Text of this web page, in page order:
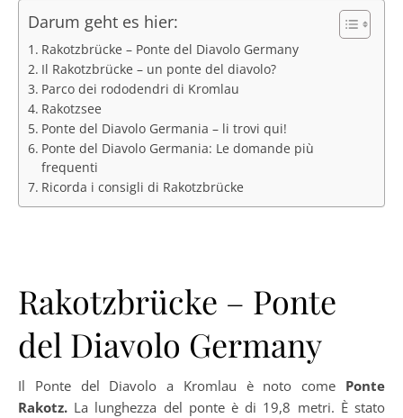
Darum geht es hier:
Rakotzbrücke – Ponte del Diavolo Germany
Il Rakotzbrücke – un ponte del diavolo?
Parco dei rododendri di Kromlau
Rakotzsee
Ponte del Diavolo Germania – li trovi qui!
Ponte del Diavolo Germania: Le domande più
frequenti
Ricorda i consigli di Rakotzbrücke
Rakotzbrücke – Ponte
del Diavolo Germany
Il Ponte del Diavolo a Kromlau è noto come Ponte
Rakotz. La lunghezza del ponte è di 19,8 metri. È stato